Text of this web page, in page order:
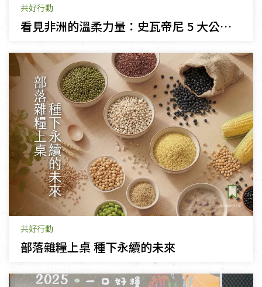
共好行動
看見非洲的溫柔力量：史瓦帝尼 5 大公平貿易品牌的社會影響力
共好行動
部落雜糧上桌 種下永續的未來